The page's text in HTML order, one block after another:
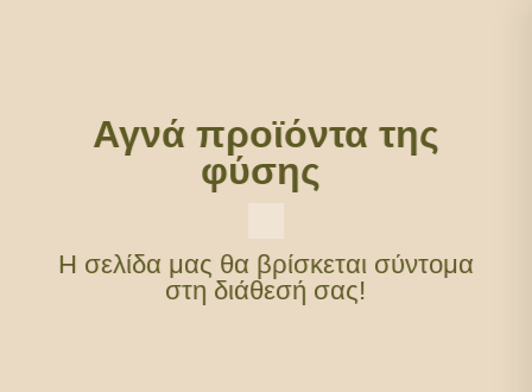
Αγνά προϊόντα της
φύσης
Η σελίδα μας θα βρίσκεται σύντομα
στη διάθεσή σας!